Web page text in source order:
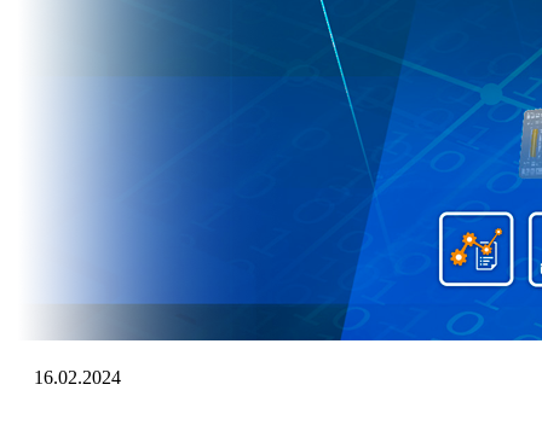
16.02.2024